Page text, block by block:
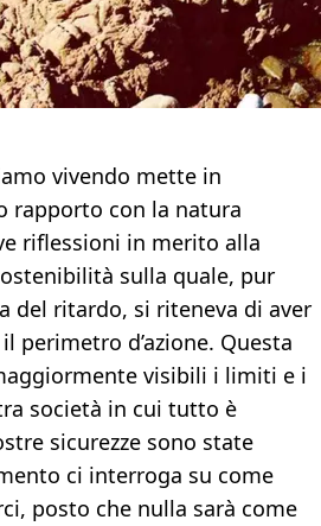
vivendo mette in
rapporto con la natura
riflessioni in merito alla
sulla quale, pur
del ritardo, si riteneva di aver
perimetro d’azione. Questa
visibili i limiti e i
società in cui tutto è
sicurezze sono state
ci interroga su come
posto che nulla sarà come